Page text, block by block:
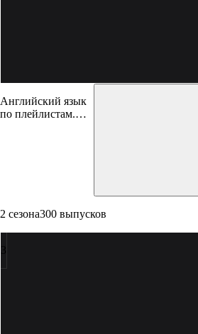
Английский язык
по плейлистам.
2 сезона300 выпусков
3